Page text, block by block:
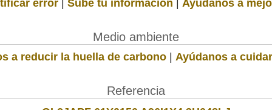
error | Sube tu información | Ayúdanos a
Medio ambiente
a reducir la huella de carbono | Ayúdanos a
Referencia